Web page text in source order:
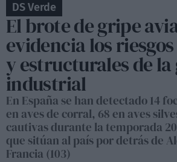
DS Verde
El brote de gripe
evidencia los
y estructurales de
industrial
En España se han detectado 14
en aves de corral, 68 en aves
cautivas durante la temporada
que sitúan al país por detrás de
Francia (103)